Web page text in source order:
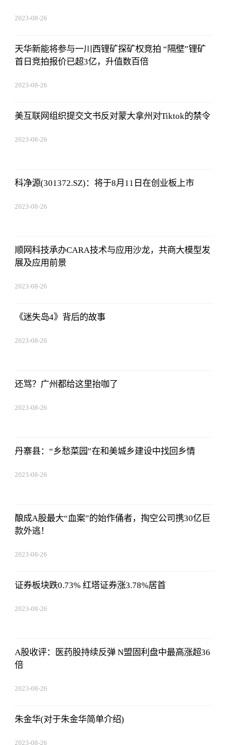
2023-08-26
天华新能将参与一川西锂矿探矿权竞拍 “隔壁”锂矿
首日竞拍报价已超3亿，升值数百倍
2023-08-26
美互联网组织提交文书反对蒙大拿州对Tiktok的禁令
2023-08-26
科净源(301372.SZ)：将于8月11日在创业板上市
2023-08-26
顺网科技承办CARA技术与应用沙龙，共商大模型发
展及应用前景
2023-08-26
《迷失岛4》背后的故事
2023-08-26
还骂？广州都给这里抬咖了
2023-08-26
丹寨县：“乡愁菜园”在和美城乡建设中找回乡情
2023-08-26
酿成A股最大“血案”的始作俑者，掏空公司携30亿巨
款外逃！
2023-08-26
证券板块跌0.73% 红塔证券涨3.78%居首
2023-08-26
A股收评：医药股持续反弹 N盟固利盘中最高涨超36
倍
2023-08-26
朱金华(对于朱金华简单介绍)
2023-08-26